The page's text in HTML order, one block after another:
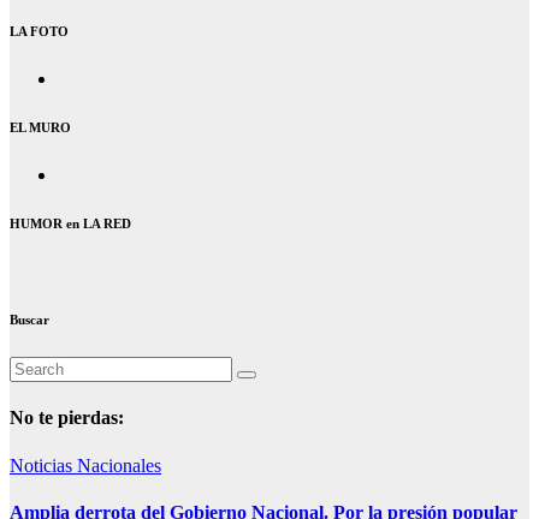
LA FOTO
EL MURO
HUMOR en LA RED
Buscar
No te pierdas:
Noticias Nacionales
Amplia derrota del Gobierno Nacional. Por la presión popular